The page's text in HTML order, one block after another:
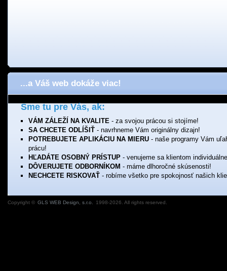
...a Váš web dokáže viac!
Sme tu pre Vás, ak:
VÁM ZÁLEŽÍ NA KVALITE - za svojou prácou si stojíme!
SA CHCETE ODLÍŠIŤ - navrhneme Vám originálny dizajn!
POTREBUJETE APLIKÁCIU NA MIERU - naše programy Vám
prácu!
HĽADÁTE OSOBNÝ PRÍSTUP - venujeme sa klientom
DÔVERUJETE ODBORNÍKOM - máme dlhoročné skúsenosti!
NECHCETE RISKOVAŤ - robíme všetko pre spokojnosť našich
Copyright © GLS WEB Design, s.r.o. 1998-2026. All rights reserved.